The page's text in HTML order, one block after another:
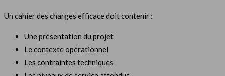
Un cahier des charges efficace doit contenir :
Une présentation du projet
Le contexte opérationnel
Les contraintes techniques